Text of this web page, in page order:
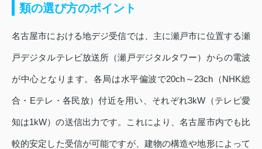
類の選び方のポイント
名古屋市における地デジ受信では、主に瀬戸市に位置する瀬
戸デジタルテレビ放送所（瀬戸デジタルタワー）からの電波
が中心となります。各局は水平偏波で20ch～23ch（NHK総
合・Eテレ・各民放）付近を用い、それぞれ3kW（テレビ愛
知は1kW）の送信出力です。これにより、名古屋市内でも比
較的安定した受信が可能ですが、建物の構造や地形によって